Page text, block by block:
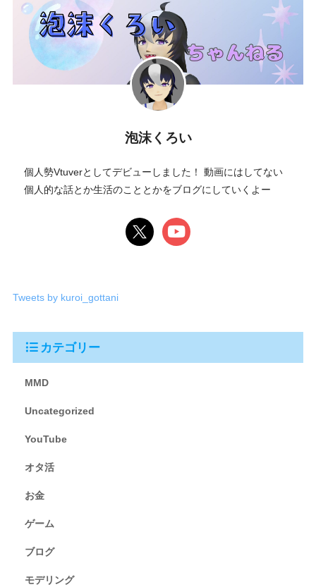
泡沫くろい
個人勢Vtuverとしてデビューしました！ 動画にはしてない
個人的な話とか生活のこととかをブログにしていくよー
Tweets by kuroi_gottani
カテゴリー
MMD
Uncategorized
YouTube
オタ活
お金
ゲーム
ブログ
モデリング